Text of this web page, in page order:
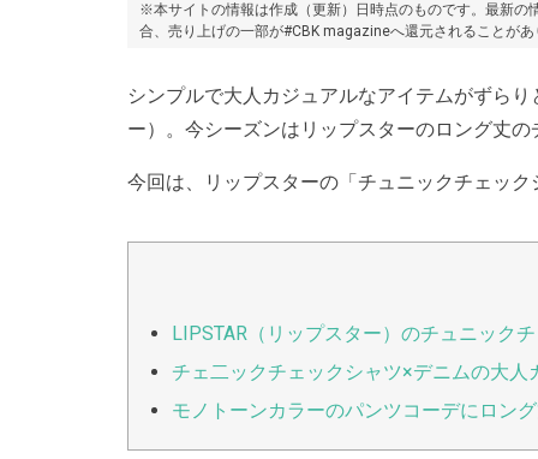
※本サイトの情報は作成（更新）日時点のものです。最新の
合、売り上げの一部が#CBK magazineへ還元されることがあ
シンプルで大人カジュアルなアイテムがずら
ー）。今シーズンはリップスターのロング丈
今回は、リップスターの「チュニックチェッ
LIPSTAR（リップスター）のチュニック
チェ二ックチェックシャツ×デニムの大人
モノトーンカラーのパンツコーデにロン